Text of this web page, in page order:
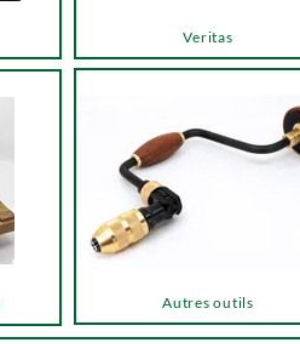
Veritas
Autres outils